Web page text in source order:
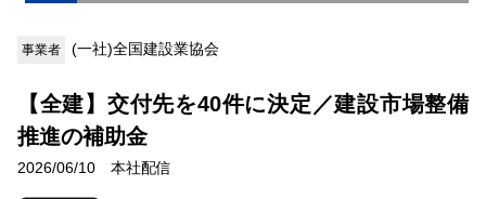
事業者 (一社)全国建設業協会
【全建】交付先を40件に決定／建設市場整備
推進の補助金
2026/06/10 本社配信